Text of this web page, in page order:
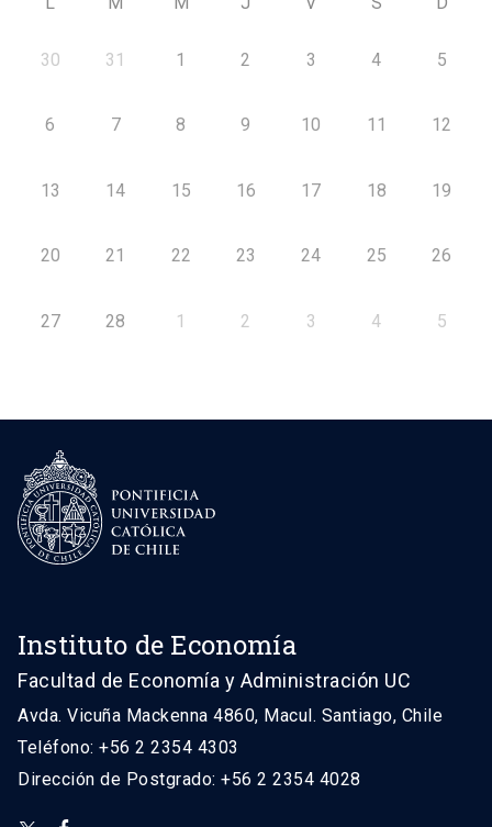
30 31 1 2 3 4 5
6 7 8 9 10 11 12
13 14 15 16 17 18 19
20 21 22 23 24 25 26
27 28 1 2 3 4 5
Instituto de Economía
Facultad de Economía y Administración UC
Avda. Vicuña Mackenna 4860, Macul. Santiago, Chile
Teléfono: +56 2 2354 4303
Dirección de Postgrado: +56 2 2354 4028